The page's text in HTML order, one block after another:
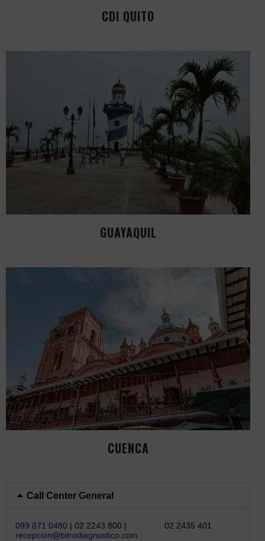
CDI QUITO
GUAYAQUIL
CUENCA
Call Center General
099 871 0480 | 02 2243 800 | 02 2435 401
recepcion@bitrodiagnostico.com